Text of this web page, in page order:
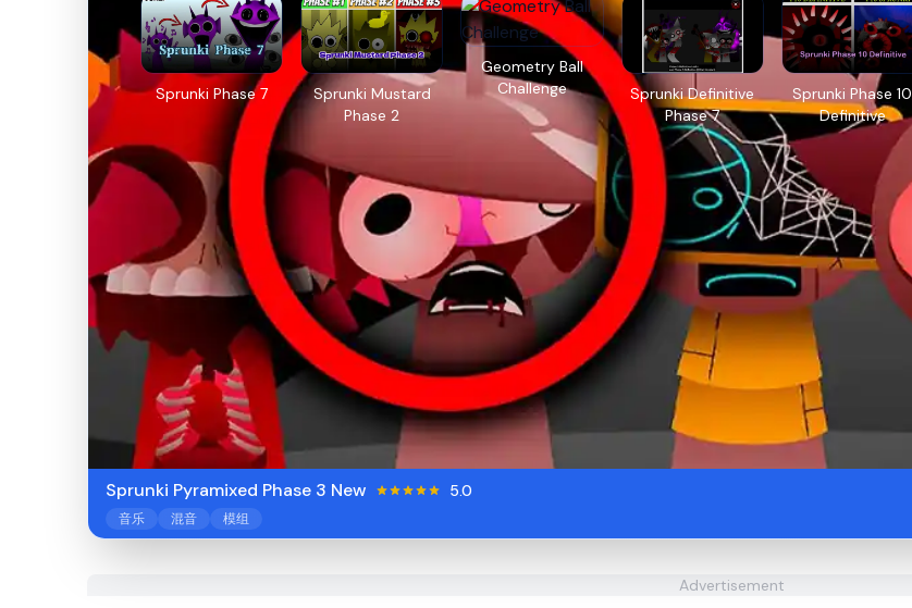
Sprunki Phase 7
Sprunki Mustard
Phase 2
Geometry Ball
Challenge
Sprunki Definitive
Phase 7
Sprunki Phase 10
Definitive
Sprunki Pyramixed Phase 3 New 5.0
音乐 混音 模组
Advertisement